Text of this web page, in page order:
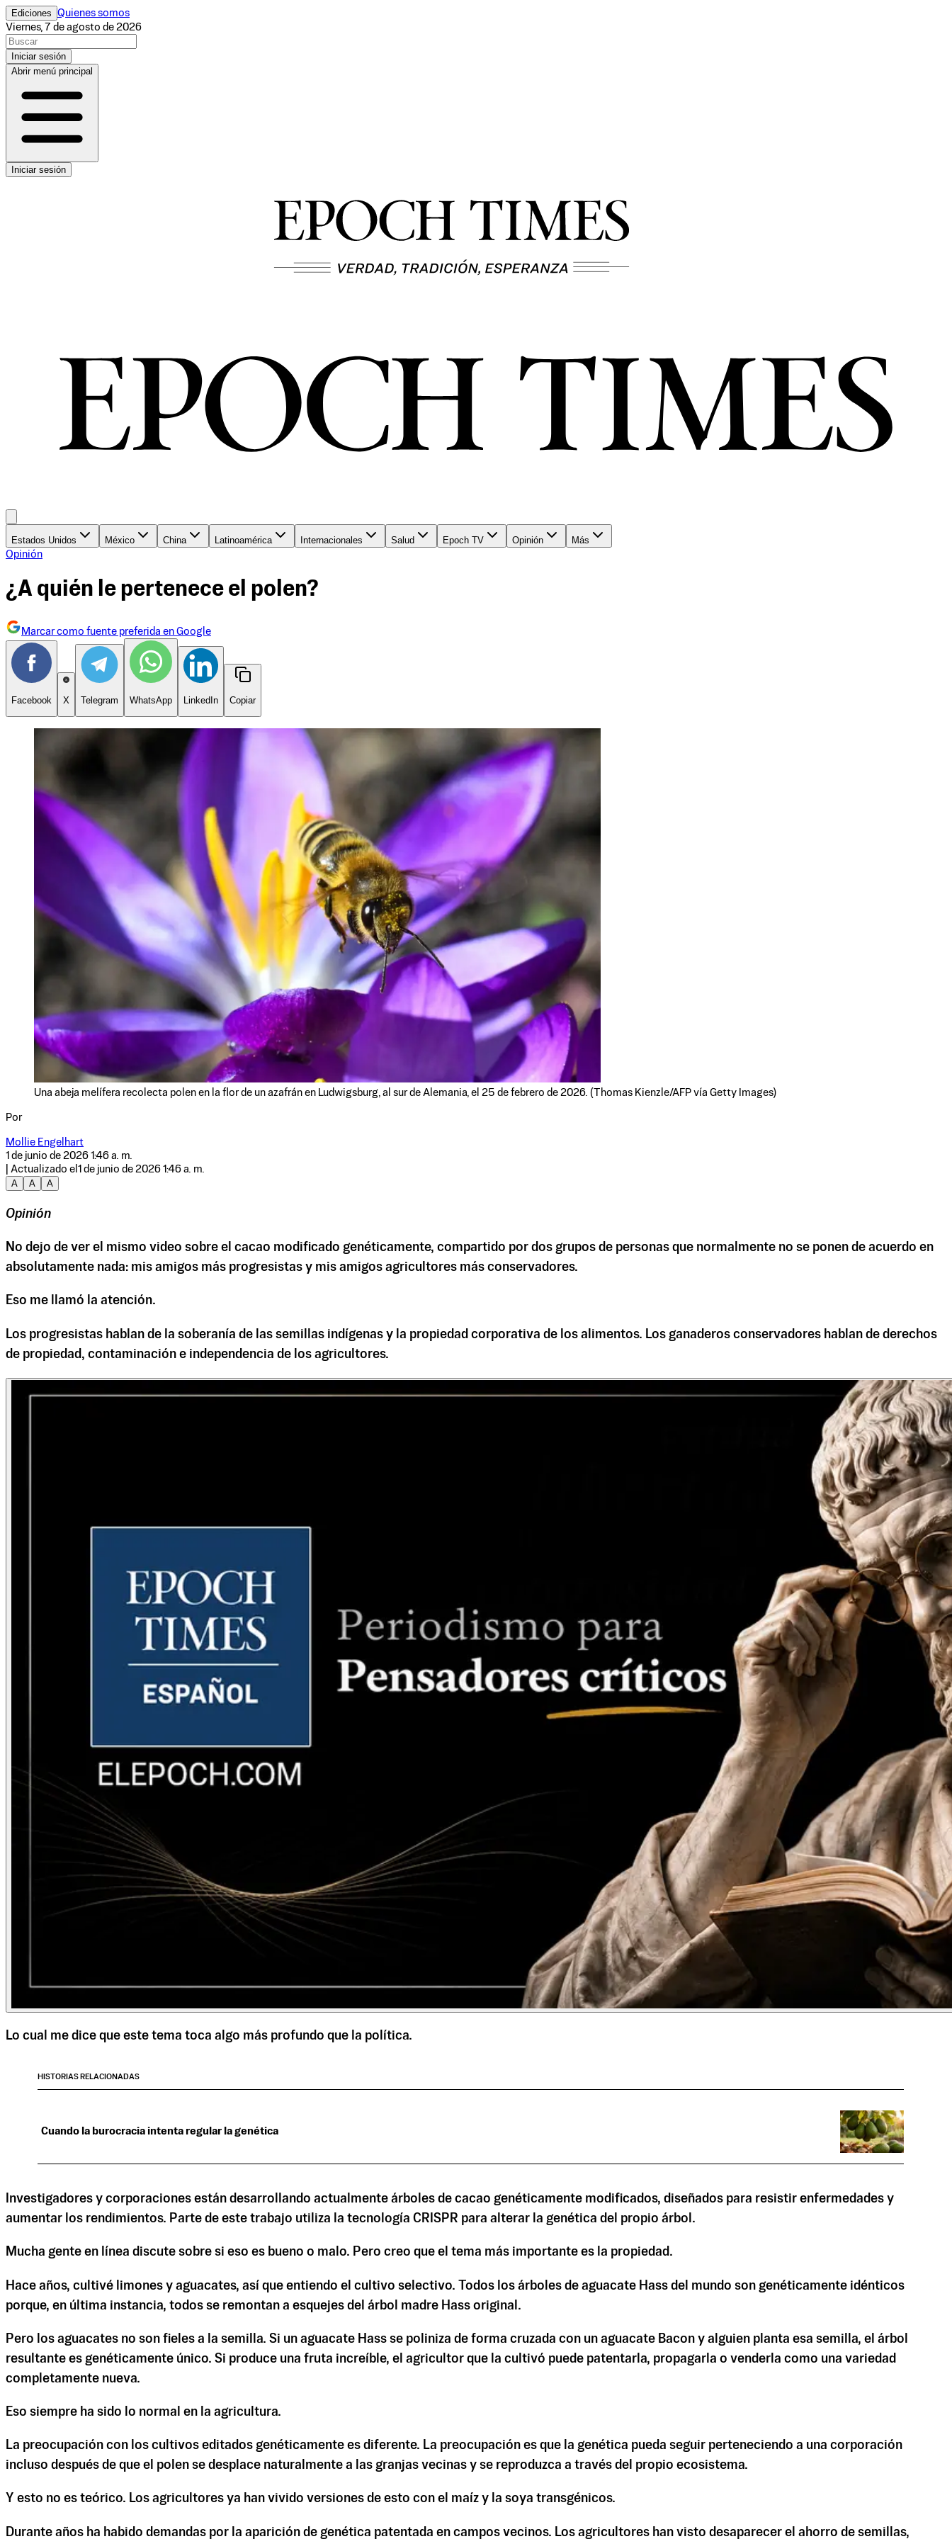
Ediciones Quienes somos
Viernes, 7 de agosto de 2026
Iniciar sesión
Abrir menú principal
Iniciar sesión
Estados Unidos México China Latinoamérica Internacionales Salud Epoch TV Opinión
Más
Opinión
¿A quién le pertenece el polen?
Marcar como fuente preferida en Google
Facebook X Telegram WhatsApp LinkedIn Copiar
Una abeja melífera recolecta polen en la flor de un azafrán en Ludwigsburg, al sur de Alemania, el 25 de febrero de 2026. (Thomas Kienzle/AFP vía Getty Images)
Por
Mollie Engelhart
1 de junio de 2026 1:46 a. m.
| Actualizado el 1 de junio de 2026 1:46 a. m.
A
A A
Opinión
No dejo de ver el mismo video sobre el cacao modificado genéticamente, compartido por dos grupos de personas que normalmente no se ponen de acuerdo en
absolutamente nada: mis amigos más progresistas y mis amigos agricultores más conservadores.
Eso me llamó la atención.
Los progresistas hablan de la soberanía de las semillas indígenas y la propiedad corporativa de los alimentos. Los ganaderos conservadores hablan de derechos
de propiedad, contaminación e independencia de los agricultores.
Lo cual me dice que este tema toca algo más profundo que la política.
HISTORIAS RELACIONADAS
Cuando la burocracia intenta regular la genética
Investigadores y corporaciones están desarrollando actualmente árboles de cacao genéticamente modificados, diseñados para resistir enfermedades y
aumentar los rendimientos. Parte de este trabajo utiliza la tecnología CRISPR para alterar la genética del propio árbol.
Mucha gente en línea discute sobre si eso es bueno o malo. Pero creo que el tema más importante es la propiedad.
Hace años, cultivé limones y aguacates, así que entiendo el cultivo selectivo. Todos los árboles de aguacate Hass del mundo son genéticamente idénticos
porque, en última instancia, todos se remontan a esquejes del árbol madre Hass original.
Pero los aguacates no son fieles a la semilla. Si un aguacate Hass se poliniza de forma cruzada con un aguacate Bacon y alguien planta esa semilla, el árbol
resultante es genéticamente único. Si produce una fruta increíble, el agricultor que la cultivó puede patentarla, propagarla o venderla como una variedad
completamente nueva.
Eso siempre ha sido lo normal en la agricultura.
La preocupación con los cultivos editados genéticamente es diferente. La preocupación es que la genética pueda seguir perteneciendo a una corporación
incluso después de que el polen se desplace naturalmente a las granjas vecinas y se reproduzca a través del propio ecosistema.
Y esto no es teórico. Los agricultores ya han vivido versiones de esto con el maíz y la soya transgénicos.
Durante años ha habido demandas por la aparición de genética patentada en campos vecinos. Los agricultores han visto desaparecer el ahorro de semillas,